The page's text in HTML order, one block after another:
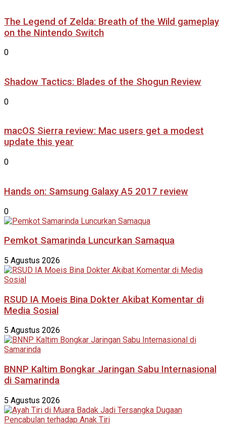
The Legend of Zelda: Breath of the Wild gameplay
on the Nintendo Switch
0
Shadow Tactics: Blades of the Shogun Review
0
macOS Sierra review: Mac users get a modest
update this year
0
Hands on: Samsung Galaxy A5 2017 review
0
Pemkot Samarinda Luncurkan Samaqua
5 Agustus 2026
RSUD IA Moeis Bina Dokter Akibat Komentar di
Media Sosial
5 Agustus 2026
BNNP Kaltim Bongkar Jaringan Sabu Internasional
di Samarinda
5 Agustus 2026